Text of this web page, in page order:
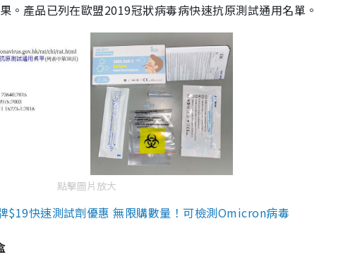
。產品已列在歐盟2019冠狀病毒病快速抗原測試通用名單。
點擊圖片放大
$19快速測試劑優惠 無限購數量！可檢測Omicron病毒